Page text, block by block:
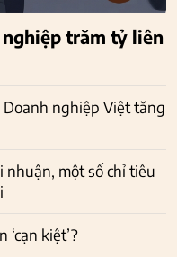
trăm tỷ liên
nghiệp Việt tăng
nhuận, một số chỉ tiêu
kiệt’?